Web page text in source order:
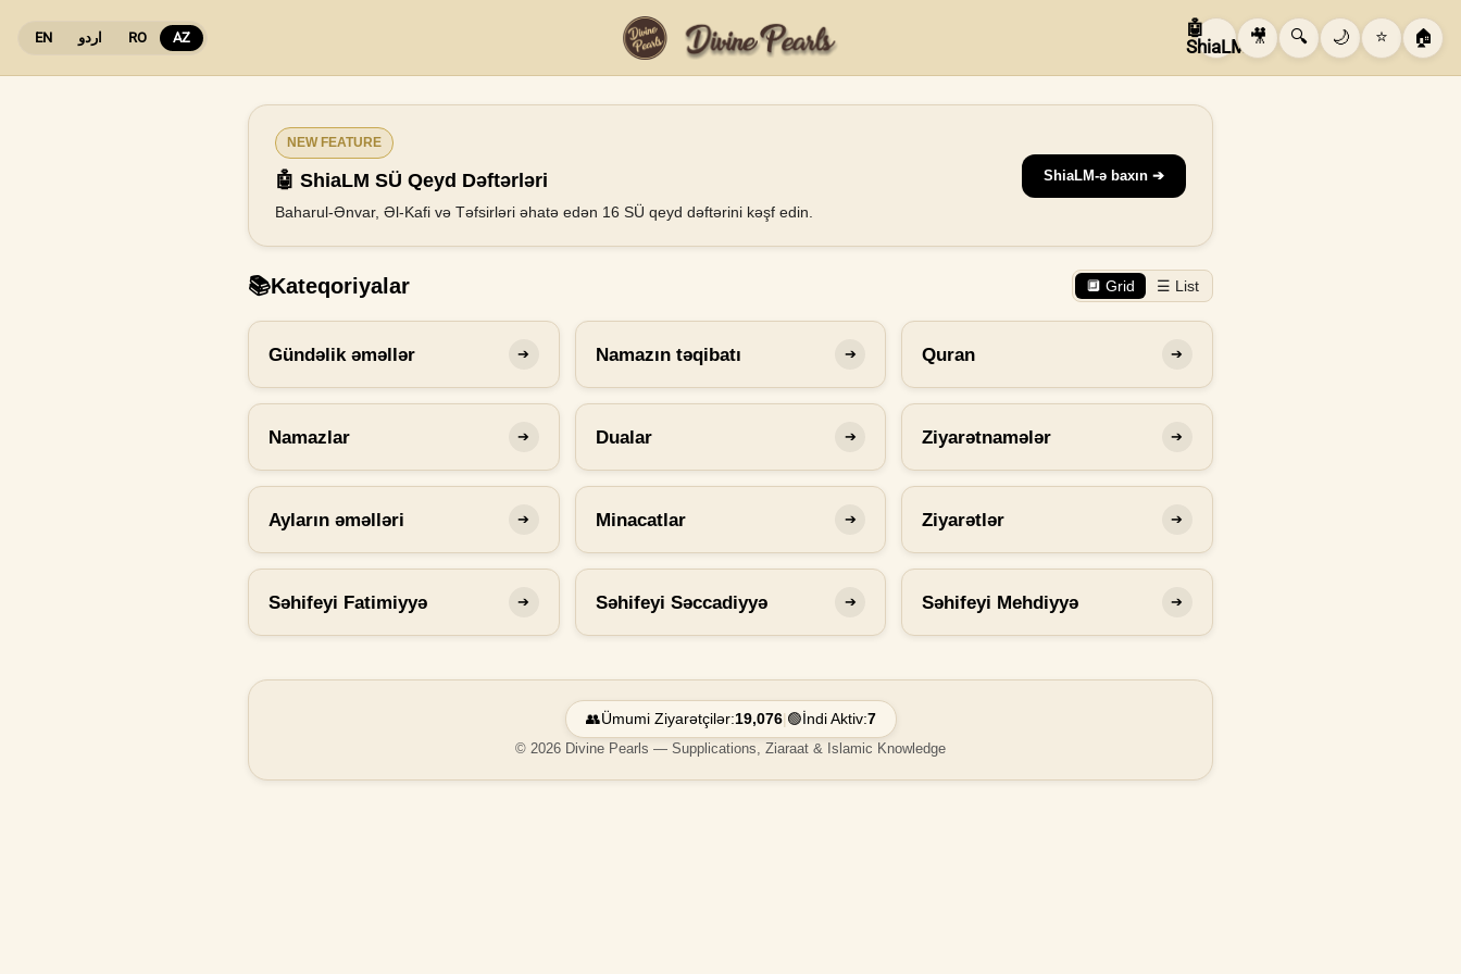
EN اردو RO AZ
🤖
ShiaLM 🎥 🔍 🌙 ⭐ 🏠
NEW FEATURE
🤖 ShiaLM SÜ Qeyd Dəftərləri
Baharul-Ənvar, Əl-Kafi və Təfsirləri əhatə edən 16 SÜ qeyd dəftərini kəşf edin.
ShiaLM-ə baxın ➔
📚Kateqoriyalar 🔲 Grid ☰ List
Gündəlik əməllər ➔ Namazın təqibatı ➔ Quran ➔
Namazlar ➔ Dualar ➔ Ziyarətnamələr ➔
Ayların əməlləri ➔ Minacatlar ➔ Ziyarətlər ➔
Səhifeyi Fatimiyyə ➔ Səhifeyi Səccadiyyə ➔ Səhifeyi Mehdiyyə ➔
👥Ümumi Ziyarətçilər:19,076| 🟢 İndi Aktiv:7
© 2026 Divine Pearls — Supplications, Ziaraat & Islamic Knowledge